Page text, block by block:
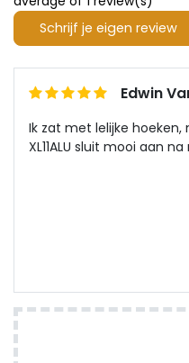
Schrijf je eigen review
Edwin
Ik zat met lelijke hoeken,
XL11ALU sluit mooi aan